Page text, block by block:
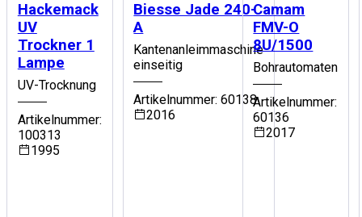
Hackemack
UV
Trockner 1
Lampe
UV-Trocknung
Artikelnummer:
100313
1995
Biesse Jade 240-
A
Kantenanleimmaschine
einseitig
Artikelnummer: 60138
2016
Camam
FMV-O
8U/1500
Bohrautomaten
Artikelnummer:
60136
2017